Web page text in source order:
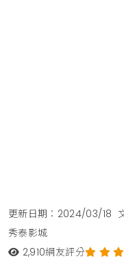
更新日期：2024/03/18
秀泰影城
2,910網友評分